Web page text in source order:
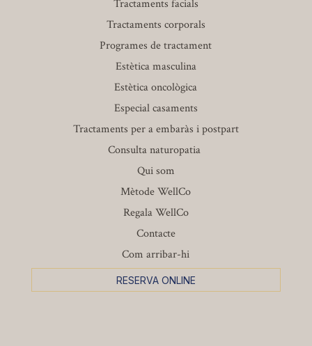
Tractaments facials
Tractaments corporals
Programes de tractament
Estètica masculina
Estètica oncològica
Especial casaments
Tractaments per a embaràs i postpart
Consulta naturopatia
Qui som
Mètode WellCo
Regala WellCo
Contacte
Com arribar-hi
RESERVA ONLINE